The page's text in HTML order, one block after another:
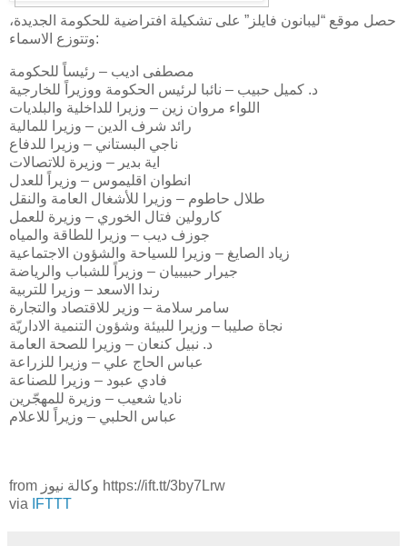
حصل موقع “ليبانون فايلز” على تشكيلة افتراضية للحكومة الجديدة،
وتتوزع الاسماء:
مصطفى اديب – رئيساً للحكومة
د. كميل حبيب – نائبا لرئيس الحكومة ووزيراً للخارجية
اللواء مروان زين – وزيرا للداخلية والبلديات
رائد شرف الدين – وزيرا للمالية
ناجي البستاني – وزيرا للدفاع
اية بدير – وزيرة للاتصالات
انطوان اقليموس – وزيراً للعدل
طلال حاطوم – وزيرا للأشغال العامة والنقل
كارولين فتال الخوري – وزيرة للعمل
جوزف ديب – وزيرا للطاقة والمياه
زياد الصايغ – وزيرا للسياحة والشؤون الاجتماعية
جيرار حبيبيان – وزيراً للشباب والرياضة
رندا الاسعد – وزيرا للتربية
سامر سلامة – وزير للاقتصاد والتجارة
نجاة صليبا – وزيرا للبيئة وشؤون التنمية الاداريّة
د. نبيل كنعان – وزيرا للصحة العامة
عباس الحاج علي – وزيرا للزراعة
فادي عبود – وزيرا للصناعة
ناديا شعيب – وزيرة للمهجّرين
عباس الحلبي – وزيراً للاعلام
from وكالة نيوز https://ift.tt/3by7Lrw
via
IFTTT